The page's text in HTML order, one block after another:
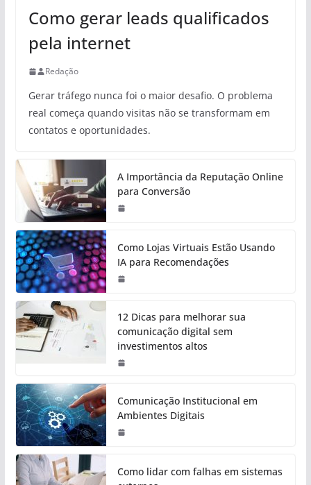
Como gerar leads qualificados
pela internet
Redação
Gerar tráfego nunca foi o maior desafio. O problema
real começa quando visitas não se transformam em
contatos e oportunidades.
A Importância da Reputação Online
para Conversão
Como Lojas Virtuais Estão Usando
IA para Recomendações
12 Dicas para melhorar sua
comunicação digital sem
investimentos altos
Comunicação Institucional em
Ambientes Digitais
Como lidar com falhas em sistemas